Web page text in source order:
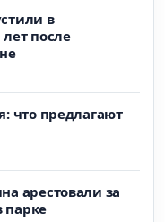
в
после
что предлагают
арестовали за
парке